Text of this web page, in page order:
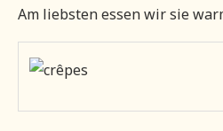
Am liebsten essen wir sie